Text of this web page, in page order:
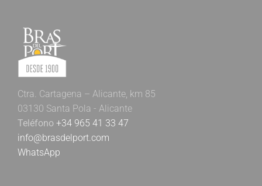
Ctra. Cartagena – Alicante, km 85
03130 Santa Pola - Alicante
Teléfono +34 965 41 33 47
info@brasdelport.com
WhatsApp